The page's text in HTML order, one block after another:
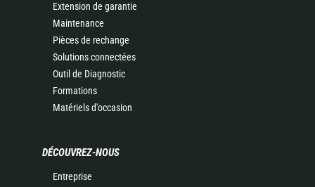
Extension de garantie
Maintenance
Pièces de rechange
Solutions connectées
Outil de Diagnostic
Formations
Matériels d'occasion
DÉCOUVREZ-NOUS
Entreprise